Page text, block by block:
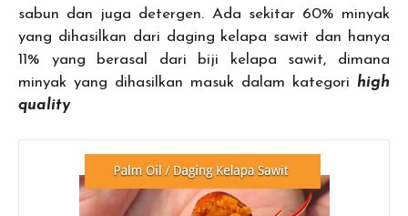
sabun dan juga detergen. Ada sekitar 60% minyak
yang dihasilkan dari daging kelapa sawit dan hanya
11% yang berasal dari biji kelapa sawit, dimana
minyak yang dihasilkan masuk dalam kategori high
quality